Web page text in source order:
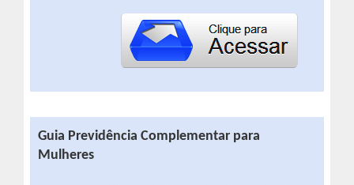
Guia Previdência Complementar para
Mulheres